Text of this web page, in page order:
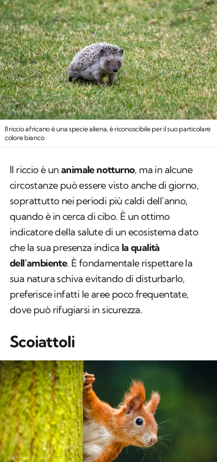
Il riccio africano è una specie aliena, è riconoscibile per il suo particolare
colore bianco
Il riccio è un animale notturno, ma in alcune
circostanze può essere visto anche di giorno,
soprattutto nei periodi più caldi dell’anno,
quando è in cerca di cibo. È un ottimo
indicatore della salute di un ecosistema dato
che la sua presenza indica la qualità
dell’ambiente. È fondamentale rispettare la
sua natura schiva evitando di disturbarlo,
preferisce infatti le aree poco frequentate,
dove può rifugiarsi in sicurezza.
Scoiattoli